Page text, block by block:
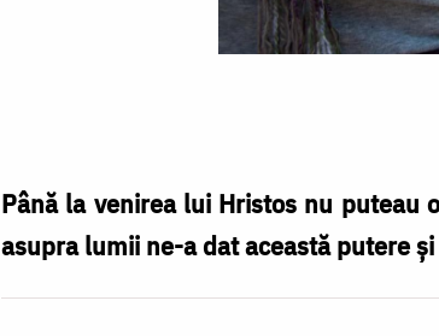
Până la venirea lui Hristos nu puteau
asupra lu­mii ne-a dat această putere